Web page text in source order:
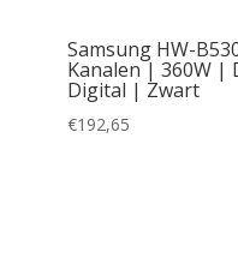
Samsung HW-
Kanalen | 360W |
Digital | Zwart
€192,65